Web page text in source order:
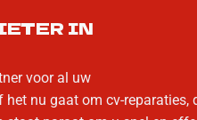
IN
voor al uw
nu gaat om cv-reparaties,